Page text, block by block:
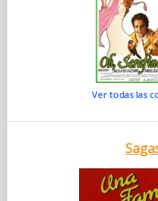
Ver todas las